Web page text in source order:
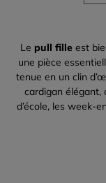
Le pull fille est
une pièce
tenue en un clin
cardigan élégant,
d’école, les week-